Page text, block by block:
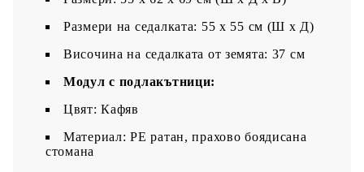
Размери на седалката: 55 x 55 cм (Ш x Д)
Височина на седалката от земята: 37 см
Модул с подлакътници:
Цвят: Кафяв
Материал: PE ратан, прахово боядисана
стомана